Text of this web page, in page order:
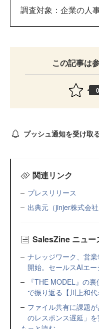
調査対象：企業の人
この記事は
0
プッシュ通知を受け取
関連リンク
プレスリリース
出典元（jinjer株式会社
SalesZine ニュー
ナレッジワーク、営
開始。セールスAIエ
『THE MODEL』の
で振り返る【川上和
ファイル共有に課題
のレスポンス遅延」